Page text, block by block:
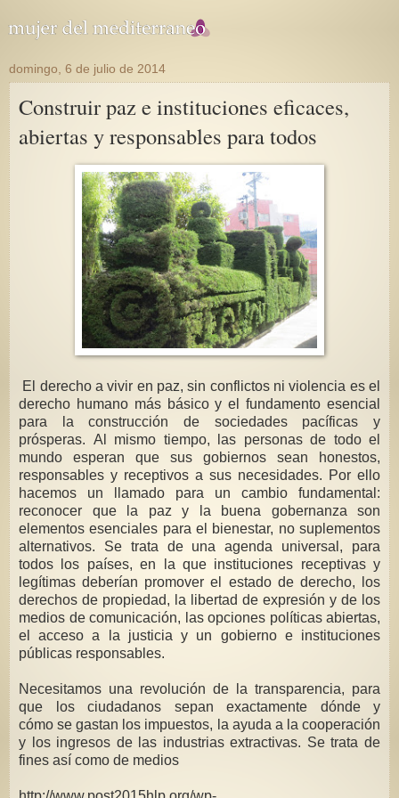
domingo, 6 de julio de 2014
Construir paz e instituciones eficaces,
abiertas y responsables para todos
El derecho a vivir en paz, sin conflictos ni violencia es el
derecho humano más básico y el fundamento esencial
para la construcción de sociedades pacíficas y
prósperas. Al mismo tiempo, las personas de todo el
mundo esperan que sus gobiernos sean honestos,
responsables y receptivos a sus necesidades. Por ello
hacemos un llamado para un cambio fundamental:
reconocer que la paz y la buena gobernanza son
elementos esenciales para el bienestar, no suplementos
alternativos. Se trata de una agenda universal, para
todos los países, en la que instituciones receptivas y
legítimas deberían promover el estado de derecho, los
derechos de propiedad, la libertad de expresión y de los
medios de comunicación, las opciones políticas abiertas,
el acceso a la justicia y un gobierno e instituciones
públicas responsables.
Necesitamos una revolución de la transparencia, para
que los ciudadanos sepan exactamente dónde y
cómo se gastan los impuestos, la ayuda a la cooperación
y los ingresos de las industrias extractivas. Se trata de
fines así como de medios